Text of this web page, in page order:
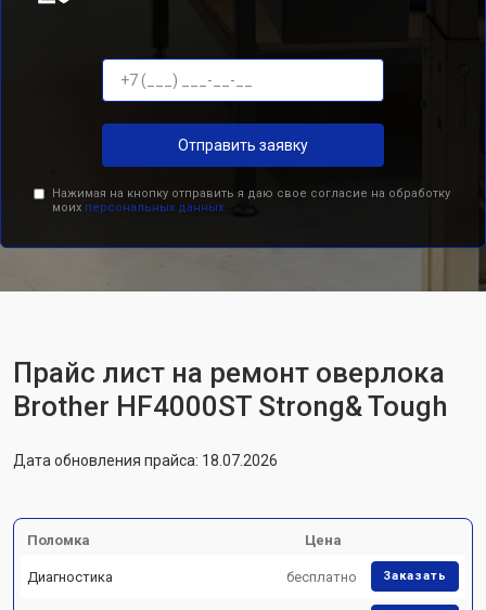
Отправить заявку
Нажимая на кнопку отправить я даю свое согласие на обработку
моих персональных данных.
Прайс лист на ремонт оверлока
Brother HF4000ST Strong& Tough
Дата обновления прайса: 18.07.2026
Поломка Цена
Диагностика бесплатно Заказать